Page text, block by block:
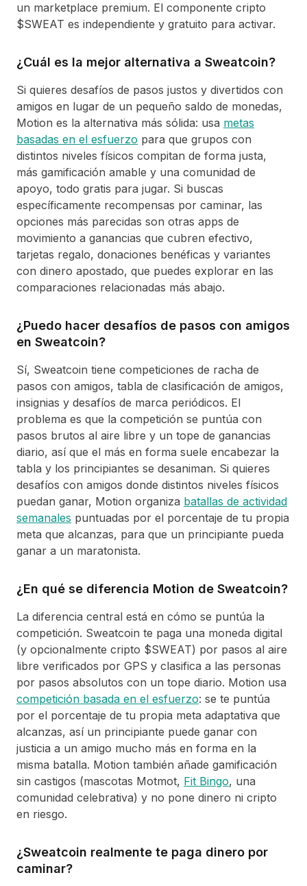
un marketplace premium. El componente cripto
$SWEAT es independiente y gratuito para activar.
¿Cuál es la mejor alternativa a Sweatcoin?
Si quieres desafíos de pasos justos y divertidos con
amigos en lugar de un pequeño saldo de monedas,
Motion es la alternativa más sólida: usa metas
basadas en el esfuerzo para que grupos con
distintos niveles físicos compitan de forma justa,
más gamificación amable y una comunidad de
apoyo, todo gratis para jugar. Si buscas
específicamente recompensas por caminar, las
opciones más parecidas son otras apps de
movimiento a ganancias que cubren efectivo,
tarjetas regalo, donaciones benéficas y variantes
con dinero apostado, que puedes explorar en las
comparaciones relacionadas más abajo.
¿Puedo hacer desafíos de pasos con amigos
en Sweatcoin?
Sí, Sweatcoin tiene competiciones de racha de
pasos con amigos, tabla de clasificación de amigos,
insignias y desafíos de marca periódicos. El
problema es que la competición se puntúa con
pasos brutos al aire libre y un tope de ganancias
diario, así que el más en forma suele encabezar la
tabla y los principiantes se desaniman. Si quieres
desafíos con amigos donde distintos niveles físicos
puedan ganar, Motion organiza batallas de actividad
semanales puntuadas por el porcentaje de tu propia
meta que alcanzas, para que un principiante pueda
ganar a un maratonista.
¿En qué se diferencia Motion de Sweatcoin?
La diferencia central está en cómo se puntúa la
competición. Sweatcoin te paga una moneda digital
(y opcionalmente cripto $SWEAT) por pasos al aire
libre verificados por GPS y clasifica a las personas
por pasos absolutos con un tope diario. Motion usa
competición basada en el esfuerzo: se te puntúa
por el porcentaje de tu propia meta adaptativa que
alcanzas, así un principiante puede ganar con
justicia a un amigo mucho más en forma en la
misma batalla. Motion también añade gamificación
sin castigos (mascotas Motmot, Fit Bingo, una
comunidad celebrativa) y no pone dinero ni cripto
en riesgo.
¿Sweatcoin realmente te paga dinero por
caminar?